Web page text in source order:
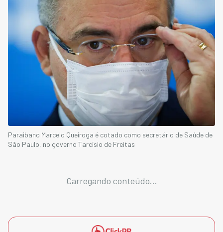
Paraibano Marcelo Queiroga é cotado como secretário de Saúde de
São Paulo, no governo Tarcísio de Freitas
Carregando conteúdo...